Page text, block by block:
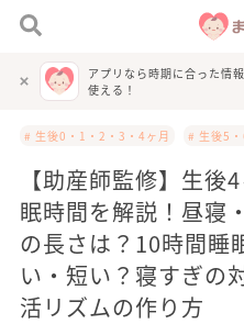
アプリなら時期に合った情
使える！
# 生後0・1・2・3・4ヶ月 # 生後5
【助産師監修】生後
眠時間を解説！昼寝
の長さは？10時間睡
い・短い？寝すぎの
活リズムの作り方